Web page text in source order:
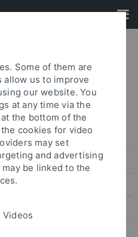
Werkstatt
Some of them are
allow us to improve
our website. You
at any time via the
the bottom of the
cookies for video
may set
and advertising
be linked to the
Videos